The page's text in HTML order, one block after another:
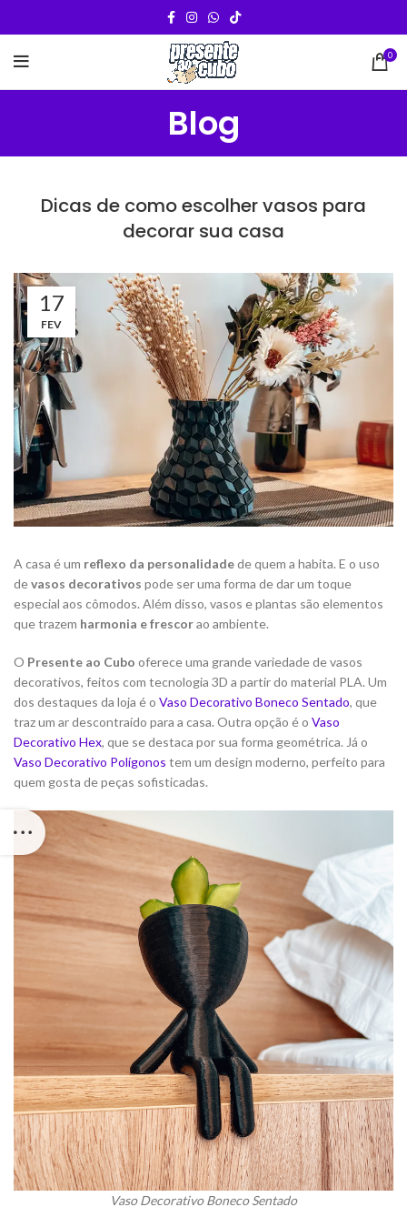
0
Blog
Dicas de como escolher vasos para
decorar sua casa
17
FEV
A casa é um reflexo da personalidadede quem a habita. E o uso
devasos decorativos pode ser uma forma de dar um toque
especial aos cômodos. Além disso, vasos e plantas são elementos
que trazem harmonia e frescorao ambiente.
O Presente ao Cubo oferece uma grande variedade de vasos
decorativos, feitos com tecnologia 3D a partir do material PLA. Um
dos destaques da loja é o Vaso Decorativo Boneco Sentado, que
traz um ar descontraído para a casa. Outra opção é o Vaso
Decorativo Hex, que se destaca por sua forma geométrica. Já o
Vaso Decorativo Polígonos tem um design moderno, perfeito para
quem gosta de peças sofisticadas.
Vaso Decorativo Boneco Sentado